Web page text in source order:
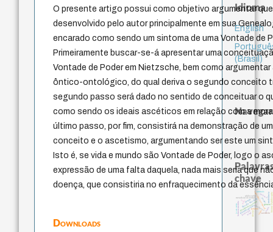
O presente artigo possui como objetivo argumentar
desenvolvido pelo autor principalmente em sua
encarado como sendo um sintoma de uma Vontade de
Primeiramente buscar-se-á apresentar uma
Vontade de Poder em Nietzsche, bem como
ôntico-ontológico, do qual deriva o segundo conceito
segundo passo será dado no sentido de conceituar o
como sendo os ideais ascéticos em relação com a
último passo, por fim, consistirá na demonstração de
conceito e o ascetismo, argumentando ser este um
Isto é, se vida e mundo são Vontade de Poder, logo o
expressão de uma falta daquela, nada mais seria que
doença, que consistiria no enfraquecimento da
Downloads
Idioma
English
(Brasil)
Navegar
chave
fundamentalismo
jacobi
protágoras
experiência temporal
metafísica do tempo
género
idade
intolerânciahistory of philosophy
identidade nacional
homem-medida filosofia brasileira
j.c.m. neto palavra
perdón
leyes
violencia
guayaquil logos
lei
desejo sacrifício
mind
philosophy
animais